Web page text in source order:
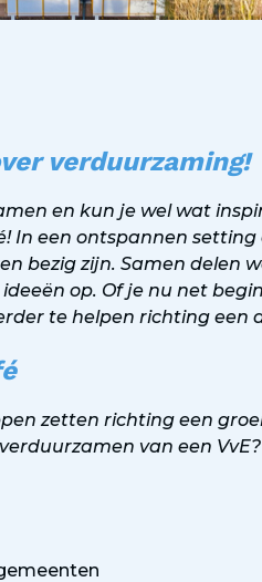
verduurzaming!
en kun je wel wat
In een ontspannen
bezig zijn. Samen delen
op. Of je nu net
te helpen richting een
zetten richting een
van een